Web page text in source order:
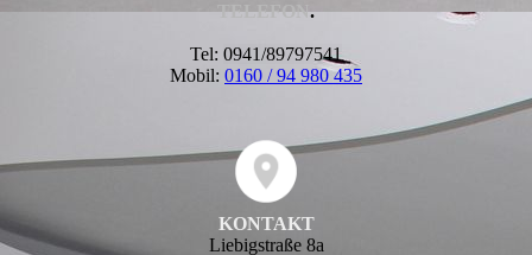
TELEFON.
Tel: 0941/89797541
Mobil: 0160 / 94 980 435
KONTAKT
Liebigstraße 8a